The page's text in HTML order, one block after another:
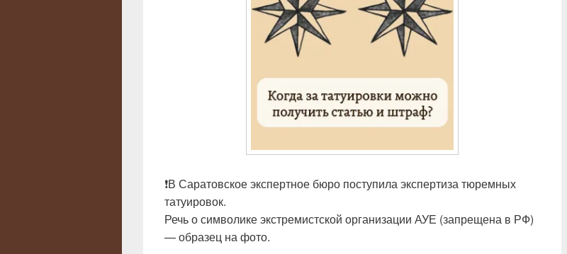
❗В Саратовское экспертное бюро поступила экспертиза тюремных
татуировок.
Речь о символике экстремистской организации АУЕ (запрещена в РФ)
— образец на фото.